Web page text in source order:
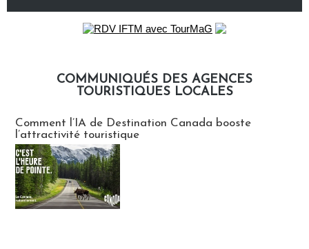
COMMUNIQUÉS DES AGENCES
TOURISTIQUES LOCALES
Comment l’IA de Destination Canada booste
l’attractivité touristique